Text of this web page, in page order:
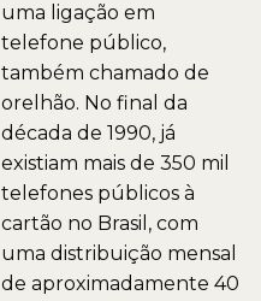
uma ligação em
telefone público,
também chamado de
orelhão. No final da
década de 1990, já
existiam mais de 350 mil
telefones públicos à
cartão no Brasil, com
uma distribuição mensal
de aproximadamente 40